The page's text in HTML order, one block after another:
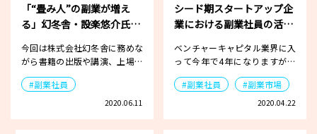
「“畳み人”の副業が増え
る」幻冬舎・設楽悠介氏と
今回は株式会社幻冬舎に務めな
がら書籍の出版や講演、上場企
業の新規事業アドバイザーな
ど…#副業社員
2020.06.11
シード期スタートアップ企
業における副業社員の活用
ベンチャーキャピタル業界に入
って今年で4年になりますが、
実は僕自身もともと起業家で
し…#副業社員 #副業市場
2020.04.22